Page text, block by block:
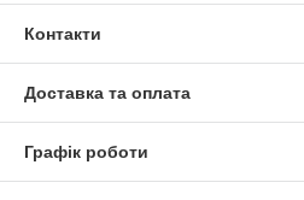
Контакти
Доставка та оплата
Графік роботи